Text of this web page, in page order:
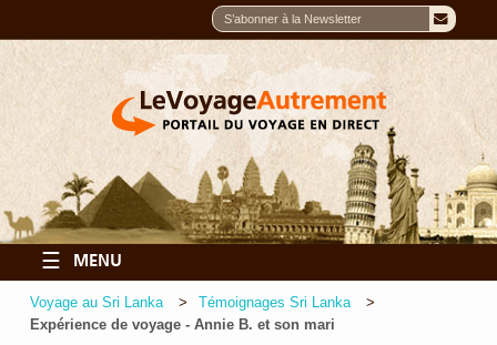
☰ MENU
Voyage au Sri Lanka
Témoignages Sri Lanka
Expérience de voyage - Annie B. et son mari